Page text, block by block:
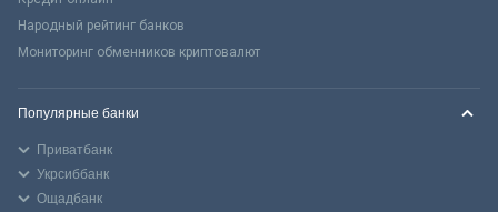
Народный рейтинг банков
Мониторинг обменников криптовалют
Популярные банки
Приватбанк
Укрсиббанк
Ощадбанк